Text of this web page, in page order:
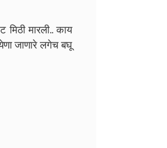
मारली.. काय
जाणारे लगेच बघू